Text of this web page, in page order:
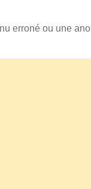
erroné ou une